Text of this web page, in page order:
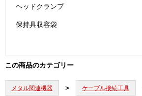
ヘッドクランプ
保持具収容袋
この商品のカテゴリー
メタル関連機器 ケーブル接続工具